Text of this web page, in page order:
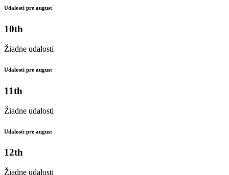
Udalosti pre august
10th
Žiadne udalosti
Udalosti pre august
11th
Žiadne udalosti
Udalosti pre august
12th
Žiadne udalosti